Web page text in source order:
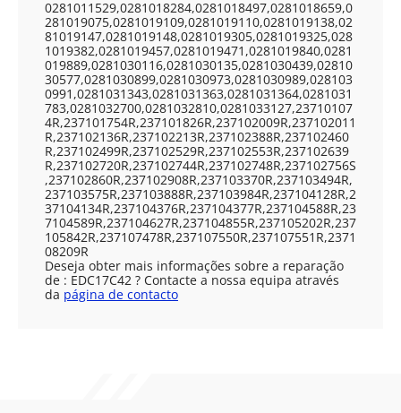
0281011529,0281018284,0281018497,0281018659,0
281019075,0281019109,0281019110,0281019138,02
81019147,0281019148,0281019305,0281019325,028
1019382,0281019457,0281019471,0281019840,0281
019889,0281030116,0281030135,0281030439,02810
30577,0281030899,0281030973,0281030989,028103
0991,0281031343,0281031363,0281031364,0281031
783,0281032700,0281032810,0281033127,23710107
4R,237101754R,237101826R,237102009R,237102011
R,237102136R,237102213R,237102388R,237102460
R,237102499R,237102529R,237102553R,237102639
R,237102720R,237102744R,237102748R,237102756S
,237102860R,237102908R,237103370R,237103494R,
237103575R,237103888R,237103984R,237104128R,2
37104134R,237104376R,237104377R,237104588R,23
7104589R,237104627R,237104855R,237105202R,237
105842R,237107478R,237107550R,237107551R,2371
08209R
Deseja obter mais informações sobre a reparação
de : EDC17C42 ? Contacte a nossa equipa através
da página de contacto